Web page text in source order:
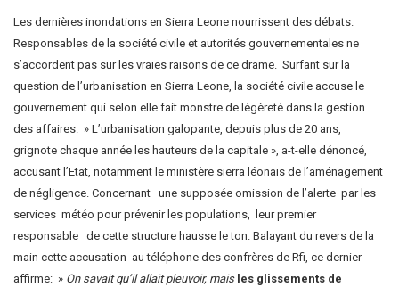
Les dernières inondations en Sierra Leone nourrissent des débats.
Responsables de la société civile et autorités gouvernementales ne
s’accordent pas sur les vraies raisons de ce drame. Surfant sur la
question de l’urbanisation en Sierra Leone, la société civile accuse le
gouvernement qui selon elle fait monstre de légèreté dans la gestion
des affaires. » L’urbanisation galopante, depuis plus de 20 ans,
grignote chaque année les hauteurs de la capitale », a-t-elle dénoncé,
accusant l’Etat, notamment le ministère sierra léonais de l’aménagement
de négligence. Concernant une supposée omission de l’alerte par les
services météo pour prévenir les populations, leur premier
responsable de cette structure hausse le ton. Balayant du revers de la
main cette accusation au téléphone des confrères de Rfi, ce dernier
affirme: » On savait qu’il allait pleuvoir, mais les glissements de